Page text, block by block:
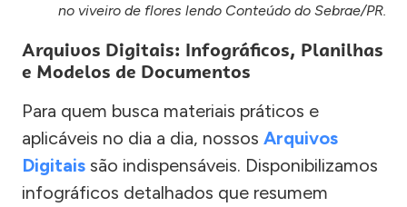
no viveiro de flores lendo Conteúdo do Sebrae/PR.
Arquivos Digitais: Infográficos, Planilhas
e Modelos de Documentos
Para quem busca materiais práticos e
aplicáveis no dia a dia, nossos Arquivos
Digitais são indispensáveis. Disponibilizamos
infográficos detalhados que resumem